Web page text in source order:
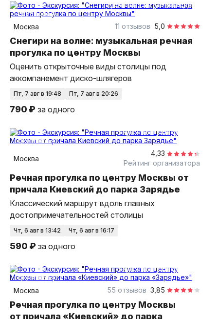
2,5 часа
на теплоходе
групповая
Москва
5,0
11 отзывов
Снегири на волне: музыкальная речная
прогулка по центру Москвы
Оценить открыточные виды столицы под
аккомпанемент диско-шлягеров
пт, 7 авг в 19:48 пт, 7 авг в 20:26
790 ₽ за одного
1 час
на теплоходе
групповая
Москва
4,33
Рейтинг организатора
Речная прогулка по центру Москвы от
причала Киевский до парка Зарядье
Классический маршрут вдоль главных
достопримечательностей столицы
чт, 6 авг в 13:42 чт, 6 авг в 16:17
590 ₽ за одного
1 час
на теплоходе
групповая
Москва
3,85
55 отзывов
Речная прогулка по центру Москвы
от причала «Киевский» до парка